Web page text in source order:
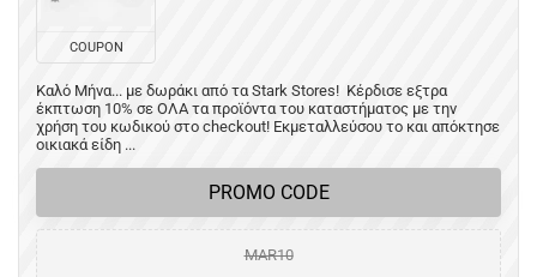
COUPON
Καλό Μήνα... με δωράκι από τα Stark Stores! Κέρδισε εξτρα
έκπτωση 10% σε ΟΛΑ τα προϊόντα του καταστήματος με την
χρήση του κωδικού στο checkout! Εκμεταλλεύσου το και απόκτησε
οικιακά είδη ...
PROMO CODE
MAR10